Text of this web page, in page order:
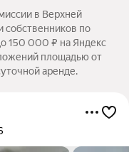
в Верхней
собственников по
150 000 ₽ на Яндекс
площадью от
аренде.